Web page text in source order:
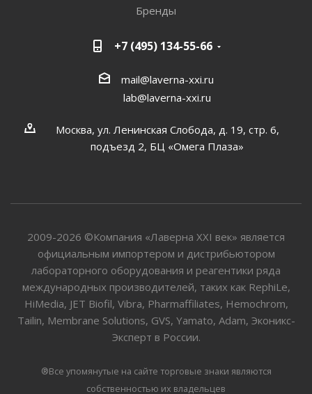
Бренды
+7 (495) 134-55-66
mail@laverna-xxi.ru
lab@laverna-xxi.ru
Москва, ул. Ленинская Слобода, д. 19, стр. 6,
подъезд 2, БЦ «Омега Плаза»
2009-2026 ©Компания «Лаверна XXI век» является
официальным импортером и дистрибьютором
лабораторного оборудования и реагентики ряда
международных производителей, таких как RephiLe,
HiMedia, JET Biofil, Vibra, Pharmaffiliates, Hemochrom,
Tailin, Membrane Solutions, GVS, Yamato, Adam, Эконикс-
Эксперт в России.
®Все упомянутые на сайте торговые знаки являются
собственностью их владельцев